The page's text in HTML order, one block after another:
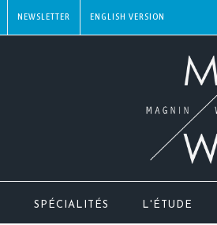
NEWSLETTER
SPÉCIALITÉS L'ÉTUDE